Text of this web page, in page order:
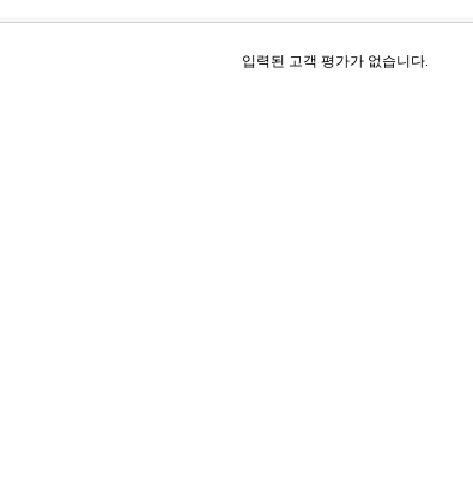
입력된 고객 평가가 없습니다.